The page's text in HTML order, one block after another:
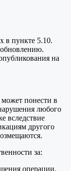
в пункте 5.10.
на
понести в
любого
вследствие
другого
за:
операции,